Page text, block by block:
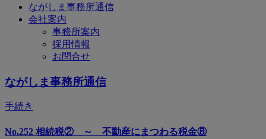
ながしま事務所通信
会社案内
事務所案内
採用情報
お問合せ
ながしま事務所通信
手続き
No.252 相続税② ～ 不動産にまつわる税金⑧